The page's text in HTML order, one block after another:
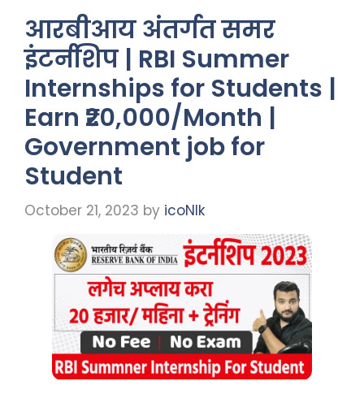
आरबीआय अंतर्गत समर
इंटर्नशिप | RBI Summer
Internships for Students |
Earn ₹20,000/Month |
Government job for
Student
October 21, 2023 by icoNIk